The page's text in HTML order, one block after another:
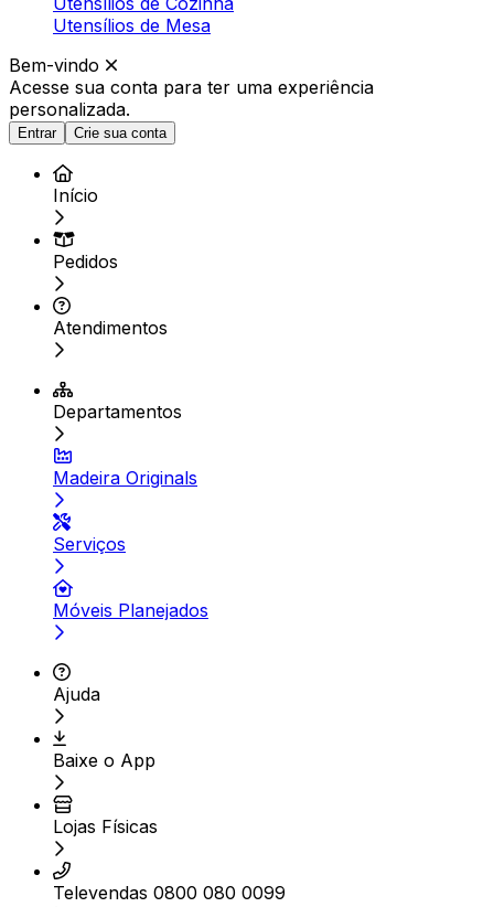
Utensílios de Mesa
Bem-vindo
Acesse sua conta para ter uma experiência
personalizada.
Entrar Crie sua conta
Início
Pedidos
Atendimentos
Departamentos
Madeira Originals
Serviços
Móveis Planejados
Ajuda
Baixe o App
Lojas Físicas
Televendas 0800 080 0099